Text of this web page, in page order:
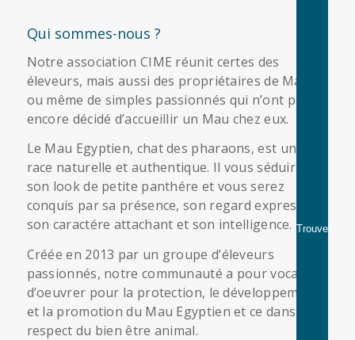
Qui sommes-nous ?
Notre association CIME réunit certes des
éleveurs, mais aussi des propriétaires de Mau
ou même de simples passionnés qui n’ont pas
encore décidé d’accueillir un Mau chez eux.
Le Mau Egyptien, chat des pharaons, est une
race naturelle et authentique. Il vous séduira par
son look de petite panthére et vous serez
conquis par sa présence, son regard expressif,
son caractére attachant et son intelligence.
Créée en 2013 par un groupe d’éleveurs
passionnés, notre communauté a pour vocation
d’oeuvrer pour la protection, le développement
et la promotion du Mau Egyptien et ce dans le
respect du bien être animal.